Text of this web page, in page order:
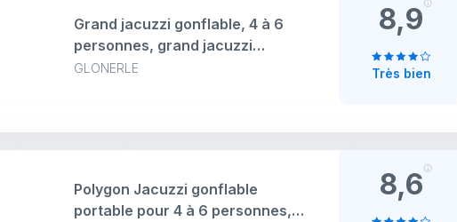
GLONERLE
Grand jacuzzi gonflable, 4 à 6
personnes, grand jacuzzi
gonflable portable, en PVC anti-
housse isolante
8,9
Très bien
Polygon Jacuzzi gonflable
portable pour 4 à 6 personnes,
8,6